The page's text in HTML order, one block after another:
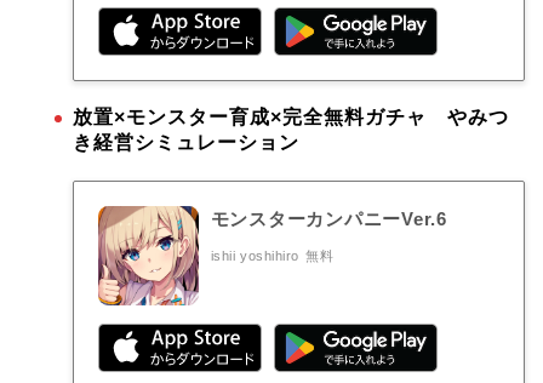
放置×モンスター育成×完全無料ガチャ やみつ
き経営シミュレーション
モンスターカンパニーVer.6
ishii yoshihiro 無料